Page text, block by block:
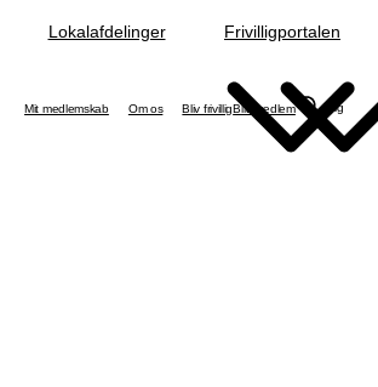
Lokalafdelinger Frivilligportalen
Mit medlemskab Om os Bliv frivilligBliv medlem Søg